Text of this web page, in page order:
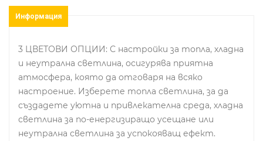
Информация
3 ЦВЕТОВИ ОПЦИИ: С настройки за топла, хладна
и неутрална светлина, осигурява приятна
атмосфера, която да отговаря на всяко
настроение. Изберете топла светлина, за да
създадете уютна и привлекателна среда, хладна
светлина за по-енергизиращо усещане или
неутрална светлина за успокояващ ефект.